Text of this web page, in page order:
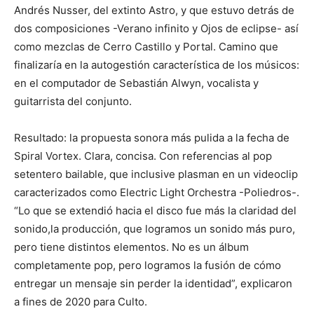
Andrés Nusser, del extinto Astro, y que estuvo detrás de
dos composiciones -Verano infinito y Ojos de eclipse- así
como mezclas de Cerro Castillo y Portal. Camino que
finalizaría en la autogestión característica de los músicos:
en el computador de Sebastián Alwyn, vocalista y
guitarrista del conjunto.
Resultado: la propuesta sonora más pulida a la fecha de
Spiral Vortex. Clara, concisa. Con referencias al pop
setentero bailable, que inclusive plasman en un videoclip
caracterizados como Electric Light Orchestra -Poliedros-.
“Lo que se extendió hacia el disco fue más la claridad del
sonido,la producción, que logramos un sonido más puro,
pero tiene distintos elementos. No es un álbum
completamente pop, pero logramos la fusión de cómo
entregar un mensaje sin perder la identidad”, explicaron
a fines de 2020 para Culto.